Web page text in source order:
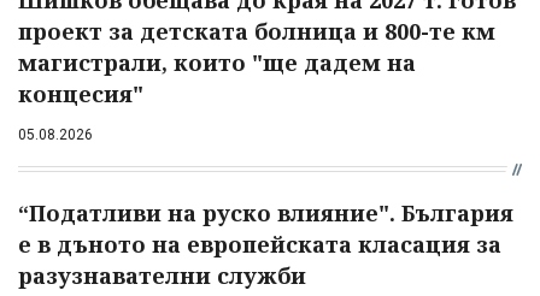
проект за детската болница и 800-те км
магистрали, които "ще дадем на
концесия"
05.08.2026
“Податливи на руско влияние". България
е в дъното на европейската класация за
разузнавателни служби